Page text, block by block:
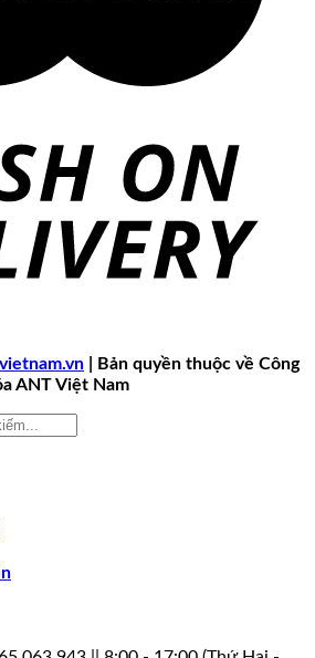
| Bản quyền thuộc về Công
ANT Việt Nam